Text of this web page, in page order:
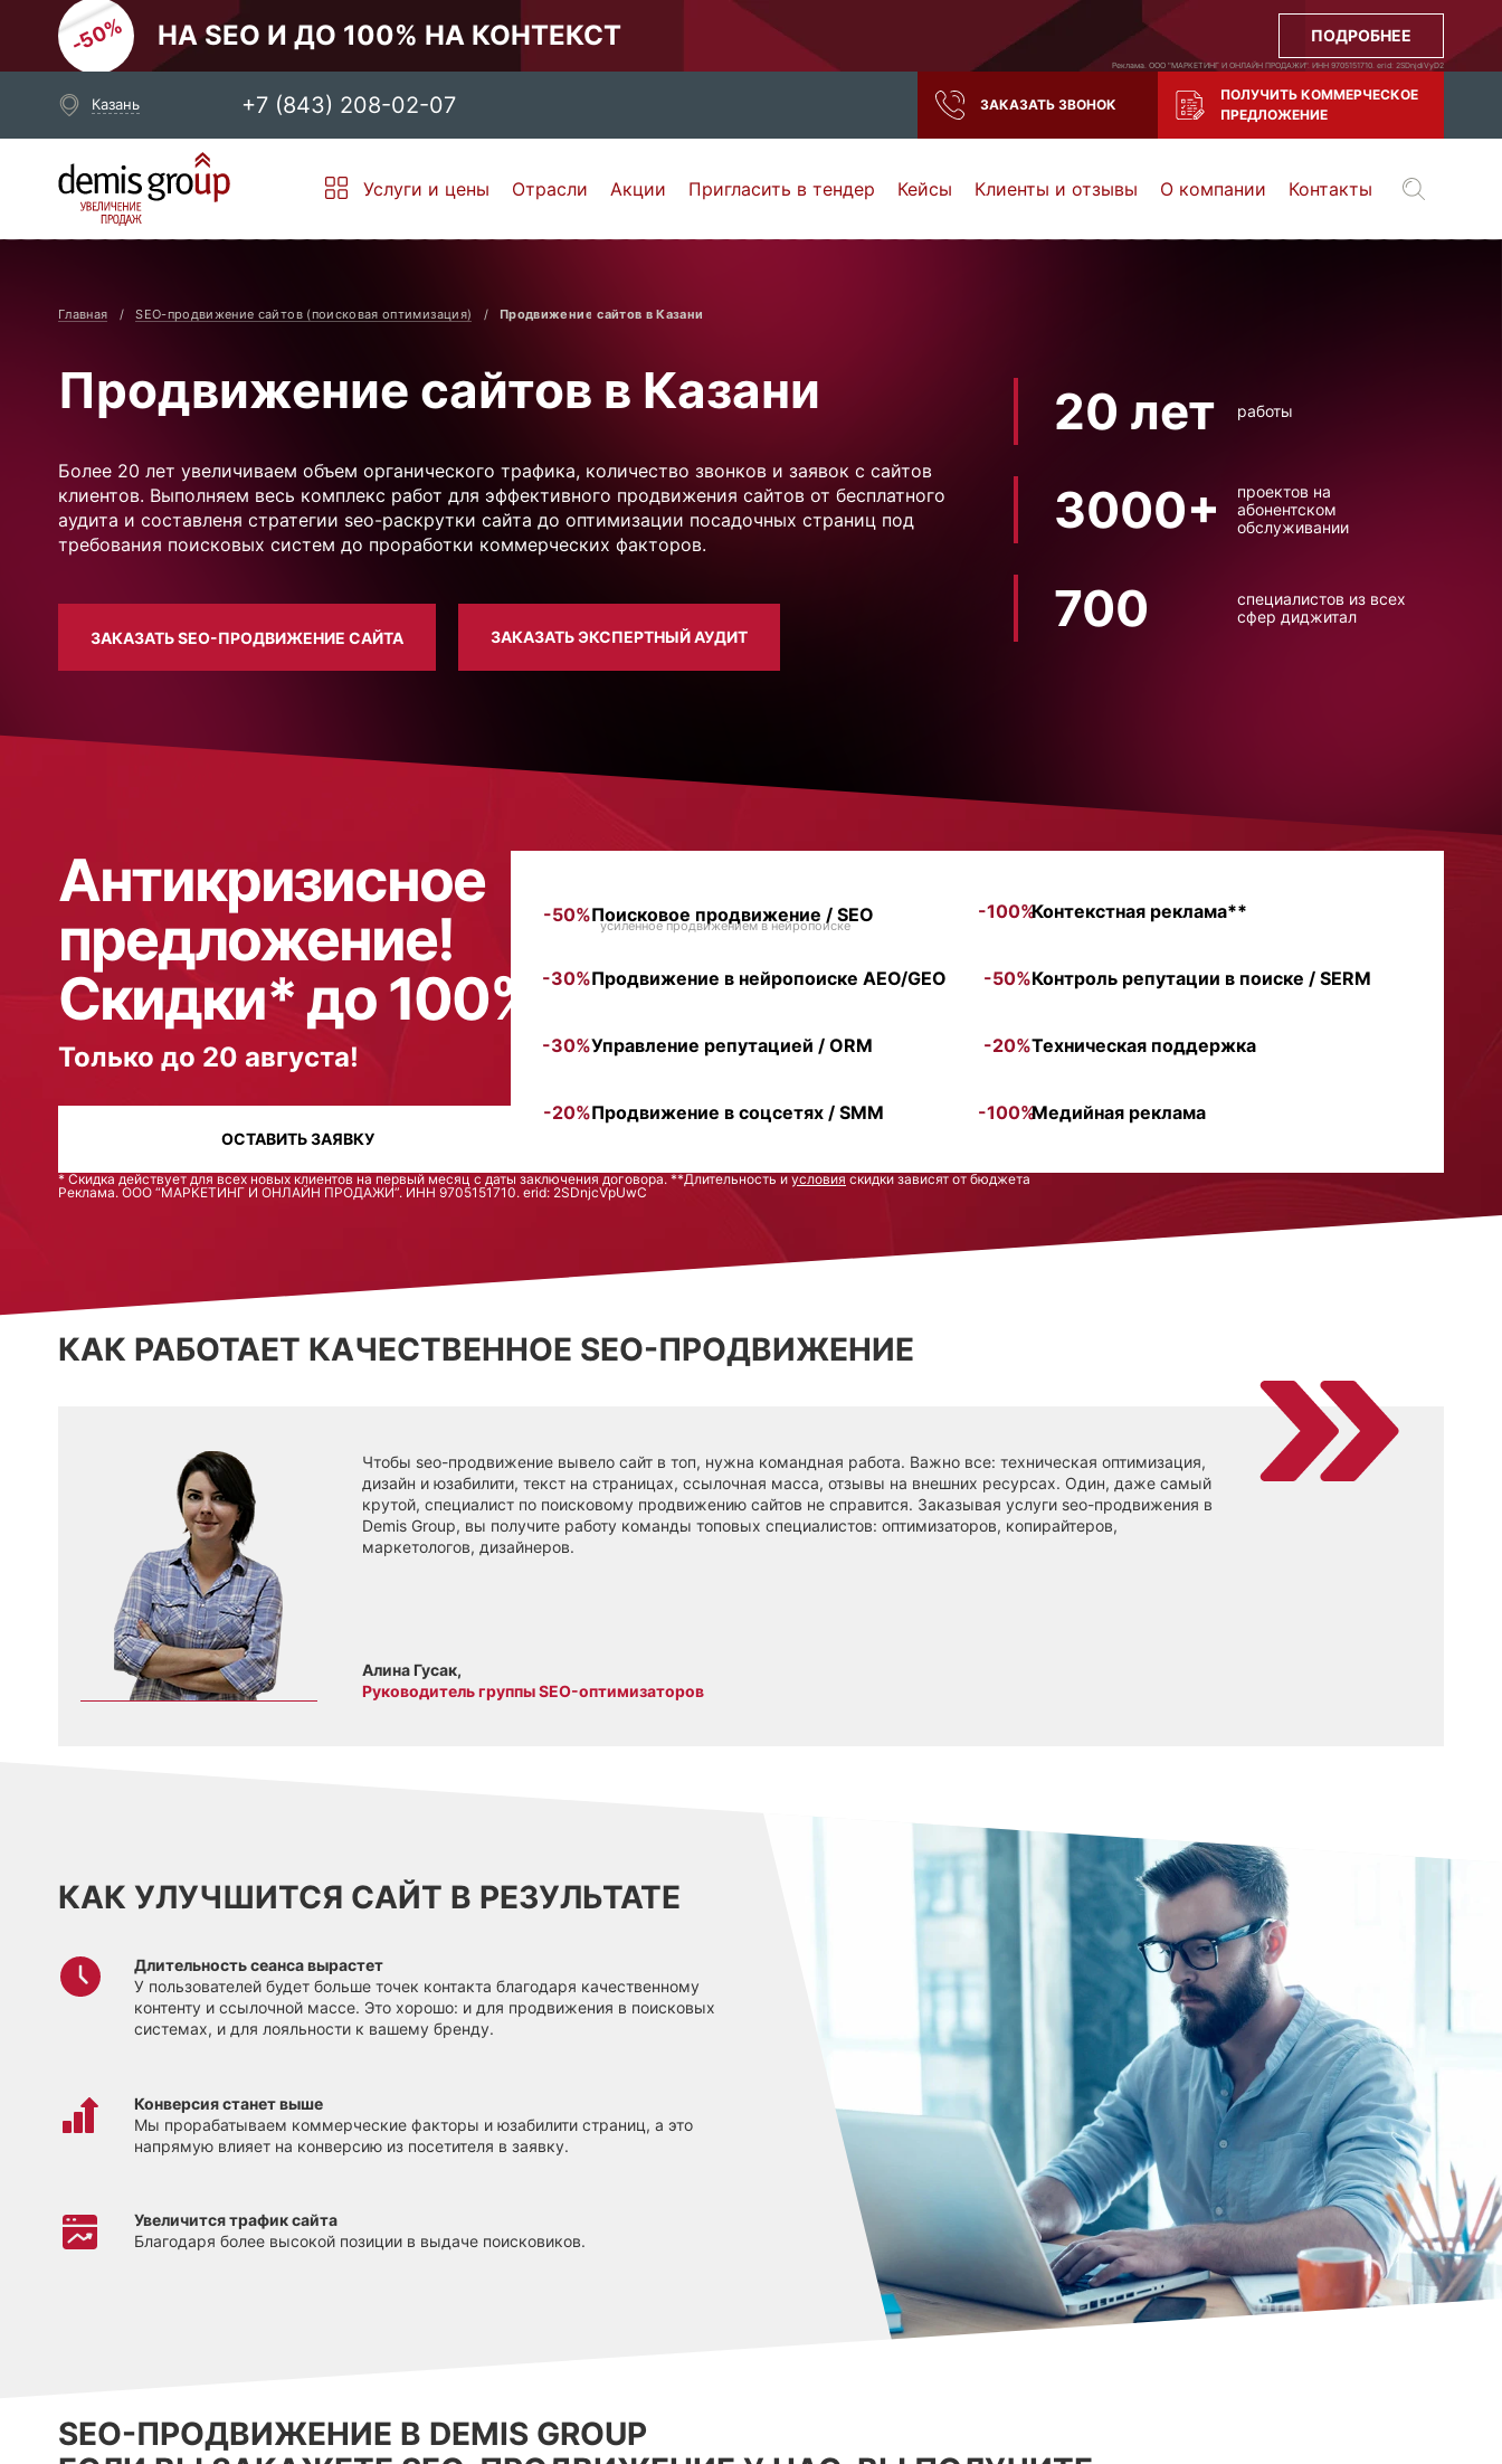
НА SEO И ДО 100% НА КОНТЕКСТ ПОДРОБНЕЕ
Реклама. ООО "МАРКЕТИНГ И ОНЛАЙН ПРОДАЖИ". ИНН 9705151710. erid: 2SDnjdiVyD2
Казань +7 (843) 208-02-07 ЗАКАЗАТЬ ЗВОНОК
ПОЛУЧИТЬ КОММЕРЧЕСКОЕ
ПРЕДЛОЖЕНИЕ
Выберите свой город
Москва Санкт-Петербург Нижний Новгород Тамбов Воронеж
Тула
Услуги и цены Отрасли Акции Пригласить в тендер Кейсы Клиенты и отзывы О компании Контакты
Главная SEO-продвижение сайтов (поисковая оптимизация) Продвижение сайтов в Казани
Продвижение сайтов в Казани
Более 20 лет увеличиваем объем органического трафика, количество звонков и заявок с сайтов
клиентов. Выполняем весь комплекс работ для эффективного продвижения сайтов от бесплатного
аудита и составленя стратегии seo-раскрутки сайта до оптимизации посадочных страниц под
требования поисковых систем до проработки коммерческих факторов.
ЗАКАЗАТЬ SEO-ПРОДВИЖЕНИЕ САЙТА ЗАКАЗАТЬ ЭКСПЕРТНЫЙ АУДИТ
20 лет работы
3000+
проектов на
абонентском
обслуживании
700
специалистов из всех
сфер диджитал
Антикризисное
предложение!
Скидки* до 100%
Только до 20 августа!
ОСТАВИТЬ ЗАЯВКУ
-50%Поисковое продвижение / SEO
усиленное продвижением в нейропоиске
-100%Контекстная реклама**
-30%Продвижение в нейропоиске AEO/GEO -50%Контроль репутации в поиске / SERM
-30%Управление репутацией / ORM -20%Техническая поддержка
-20%Продвижение в соцсетях / SMM -100%Медийная реклама
* Скидка действует для всех новых клиентов на первый месяц с даты заключения договора. **Длительность иусловияскидки зависят от бюджета
Реклама. ООО “МАРКЕТИНГ И ОНЛАЙН ПРОДАЖИ”. ИНН 9705151710. erid: 2SDnjcVpUwC
КАК РАБОТАЕТ КАЧЕСТВЕННОЕ SEO-ПРОДВИЖЕНИЕ
Чтобы seo-продвижение вывело сайт в топ, нужна командная работа. Важно все: техническая оптимизация,
дизайн и юзабилити, текст на страницах, ссылочная масса, отзывы на внешних ресурсах. Один, даже самый
крутой, специалист по поисковому продвижению сайтов не справится. Заказывая услуги seo-продвижения в
Demis Group, вы получите работу команды топовых специалистов: оптимизаторов, копирайтеров,
маркетологов, дизайнеров.
Алина Гусак,
Руководитель группы SEO-оптимизаторов
КАК УЛУЧШИТСЯ САЙТ В РЕЗУЛЬТАТЕ
Длительность сеанса вырастет
У пользователей будет больше точек контакта благодаря качественному
контенту и ссылочной массе. Это хорошо: и для продвижения в поисковых
системах, и для лояльности к вашему бренду.
Конверсия станет выше
Мы прорабатываем коммерческие факторы и юзабилити страниц, а это
напрямую влияет на конверсию из посетителя в заявку.
Увеличится трафик сайта
Благодаря более высокой позиции в выдаче поисковиков.
SEO-ПРОДВИЖЕНИЕ В DEMIS GROUP